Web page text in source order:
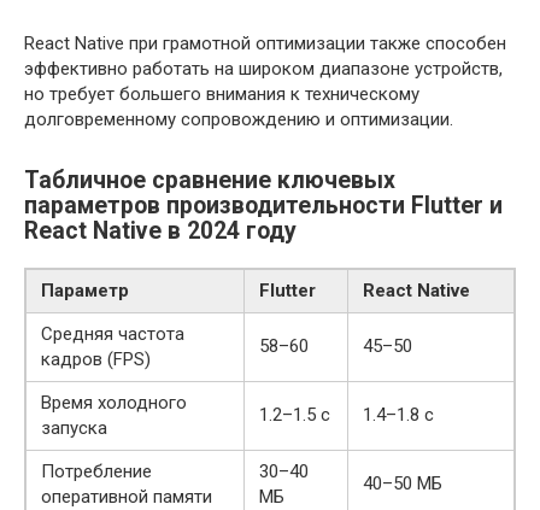
React Native при грамотной оптимизации также способен
эффективно работать на широком диапазоне устройств,
но требует большего внимания к техническому
долговременному сопровождению и оптимизации.
Табличное сравнение ключевых
параметров производительности Flutter и
React Native в 2024 году
Параметр Flutter
React Native
Средняя частота
кадров (FPS)
58–60 45–50
Время холодного
запуска
1.2–1.5 с 1.4–1.8 с
Потребление
оперативной памяти
30–40
МБ
40–50 МБ